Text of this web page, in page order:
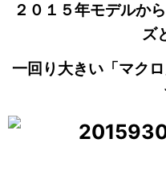
２０１５年モデルか
ズ
一回り大きい「マク